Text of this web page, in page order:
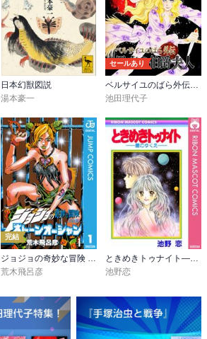
日本幻獣図説
湯本豪一
セールあり
ベルサイユのばら外伝～黒衣の伯爵夫人
池田理代子
完結
荒木飛呂彦
池野恋